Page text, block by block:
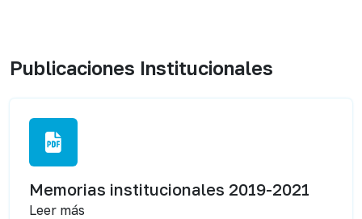
Publicaciones Institucionales
Memorias institucionales 2019-2021
Leer más